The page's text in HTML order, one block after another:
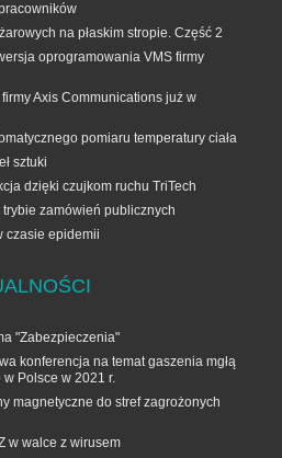
na płaskim stropie. Część 2
oprogramowania VMS firmy
Axis Communications już w
pomiaru temperatury ciała
sztuki
dzięki czujkom ruchu TriTech
zamówień publicznych
czasie epidemii
"Zabezpieczenia"
konferencja na temat gaszenia mgłą
Polsce w 2021 r.
magnetyczne do stref zagrożonych
w walce z wirusem